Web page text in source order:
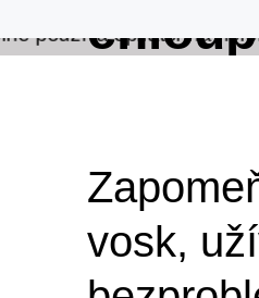
i ve
vosk,